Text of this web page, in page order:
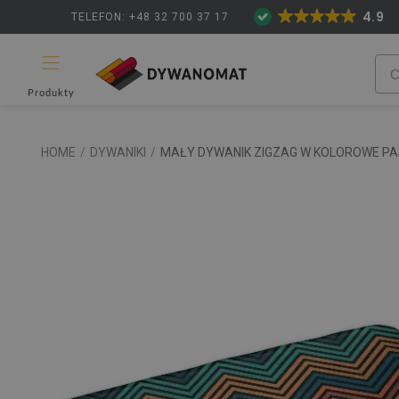
TELEFON: +48 32 700 37 17 4.9
Produkty
HOME / DYWANIKI / MAŁY DYWANIK ZIGZAG W KOLOROWE